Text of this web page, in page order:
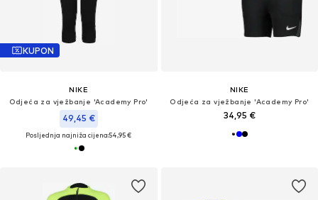
KUPON
NIKE
Odjeća za vježbanje 'Academy Pro'
49,45 €
Posljednja najniža cijena:54,95 €
NIKE
Odjeća za vježbanje 'Academy Pro'
34,95 €